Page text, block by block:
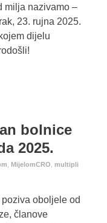
milja nazivamo –
23. rujna 2025.
dijelu
bolnice
2025.
MijelomCRO
multipli
oboljele od
članove